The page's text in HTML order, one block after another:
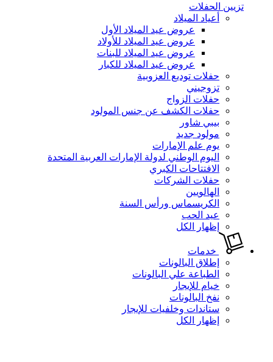
تزيين الحفلات
أعياد الميلاد
عروض عيد الميلاد الأول
عروض عيد الميلاد للأولاد
عروض عيد الميلاد للبنات
عروض عيد الميلاد للكبار
حفلات توديع العزوبية
تزوجيني
حفلات الزواج
حفلات الكشف عن جنس المولود
بيبي شاور
مولود جديد
يوم علم الإمارات
اليوم الوطني لدولة الإمارات العربية المتحدة
الافتتاحات الكبري
حفلات الشركات
الهالويين
الكريسماس ورأس السنة
عيد الحب
إظهار الكل
خدمات
إطلاق البالونات
الطباعة علي البالونات
خيام للإيجار
نفخ البالونات
ستاندات وخلفيات للإيجار
إظهار الكل